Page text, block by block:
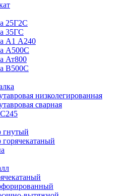
25Г2С
35ГС
А1 А240
А500С
Ат800
В500С
низколегированная
сварная
гнутый